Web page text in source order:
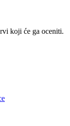
koji će ga oceniti.